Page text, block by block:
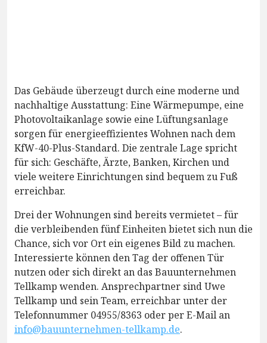
Das Gebäude überzeugt durch eine moderne und
nachhaltige Ausstattung: Eine Wärmepumpe, eine
Photovoltaikanlage sowie eine Lüftungsanlage
sorgen für energieeffizientes Wohnen nach dem
KfW-40-Plus-Standard. Die zentrale Lage spricht
für sich: Geschäfte, Ärzte, Banken, Kirchen und
viele weitere Einrichtungen sind bequem zu Fuß
erreichbar.
Drei der Wohnungen sind bereits vermietet – für
die verbleibenden fünf Einheiten bietet sich nun die
Chance, sich vor Ort ein eigenes Bild zu machen.
Interessierte können den Tag der offenen Tür
nutzen oder sich direkt an das Bauunternehmen
Tellkamp wenden. Ansprechpartner sind Uwe
Tellkamp und sein Team, erreichbar unter der
Telefonnummer 04955/8363 oder per E-Mail an
info@bauunternehmen-tellkamp.de.